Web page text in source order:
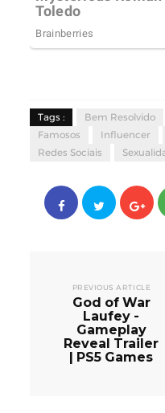
Tags : Bem Resolvido
Famosos
Influencer
Redes Sociais
PREVIOUS ARTICLE
God of War
Laufey -
Gameplay
Reveal Trailer
| PS5 Games